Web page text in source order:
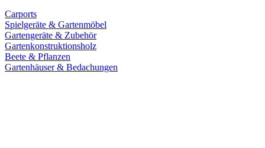
Carports
Spielgeräte & Gartenmöbel
Gartengeräte & Zubehör
Gartenkonstruktionsholz
Beete & Pflanzen
Gartenhäuser & Bedachungen